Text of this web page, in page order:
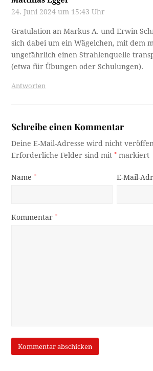
24. Juni 2024 um 15:43 Uhr
Gratulation an Markus A. und Erwin
sich dabei um ein Wägelchen, mit dem
ungefährlich einen Strahlenquelle
(etwa für Übungen oder Schulungen).
Antworten
Schreibe einen Kommentar
Deine E-Mail-Adresse wird nicht
Erforderliche Felder sind mit* markiert
Name* E-Mail-
Kommentar*